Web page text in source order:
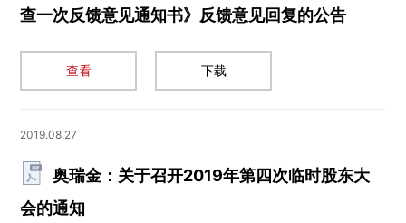
查一次反馈意见通知书》反馈意见回复的公告
查看 下载
2019.08.27
奥瑞金：关于召开2019年第四次临时股东大
会的通知